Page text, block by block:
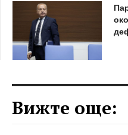
Вижте още: